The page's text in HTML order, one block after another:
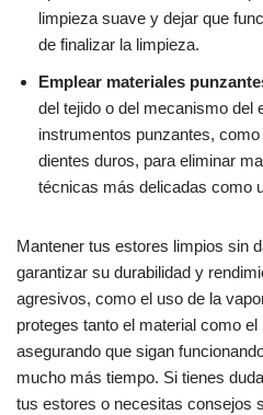
limpieza suave y dejar que
de finalizar la limpieza.
Emplear materiales
del tejido o del mecanismo del
instrumentos punzantes,
dientes duros, para eliminar
técnicas más delicadas como
Mantener tus estores limpios sin
garantizar su durabilidad y
agresivos, como el uso de la
proteges tanto el material como
asegurando que sigan
mucho más tiempo. Si tienes
tus estores o necesitas consejos